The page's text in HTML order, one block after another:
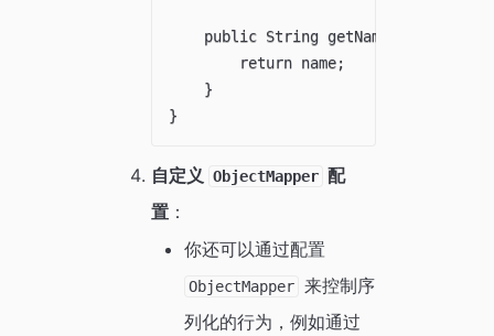
    public String getName() {
        return name;
    }
自定义 ObjectMapper 配
置：
你还可以通过配置
ObjectMapper 来控制序
列化的行为，例如通过